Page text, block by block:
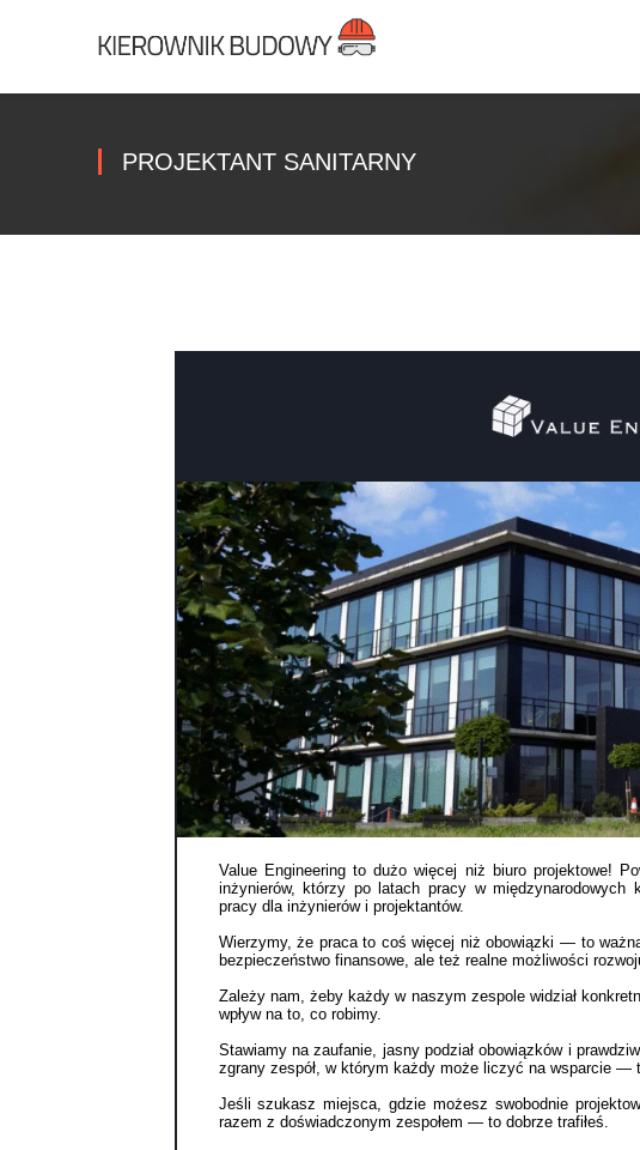
PROJEKTANT SANITARNY
Value Engineering to dużo więcej niż biuro projektowe!
inżynierów, którzy po latach pracy w międzynarodowych
pracy dla inżynierów i projektantów.
Wierzymy, że praca to coś więcej niż obowiązki — to
bezpieczeństwo finansowe, ale też realne możliwości
Zależy nam, żeby każdy w naszym zespole widział
wpływ na to, co robimy.
Stawiamy na zaufanie, jasny podział obowiązków i
zgrany zespół, w którym każdy może liczyć na wsparcie —
Jeśli szukasz miejsca, gdzie możesz swobodnie
razem z doświadczonym zespołem — to dobrze trafiłeś.